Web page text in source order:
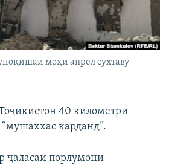
RFE/RL
моҳи апрел сӯхтаву
40 километри
карданд”.
ҷаласаи порлумони